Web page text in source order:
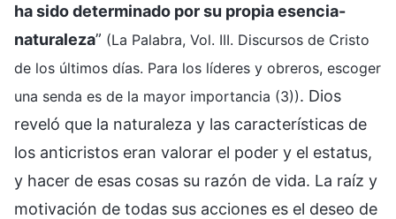
ha sido determinado por su propia esencia-
naturaleza” (La Palabra, Vol. III. Discursos de Cristo
de los últimos días. Para los líderes y obreros, escoger
una senda es de la mayor importancia (3)). Dios
reveló que la naturaleza y las características de
los anticristos eran valorar el poder y el estatus,
y hacer de esas cosas su razón de vida. La raíz y
motivación de todas sus acciones es el deseo de